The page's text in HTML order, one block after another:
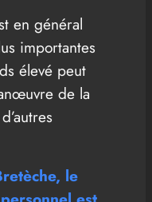
en général
importantes
élevé peut
de la
le